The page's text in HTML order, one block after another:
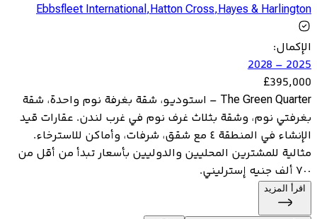
Ebbsfleet International,Hatton Cross,Hayes & Harlington
الإكمال:
2025 – 2028
£395,000
The Green Quarter – استوديو، شقة بغرفة نوم واحدة، شقة
بغرفتي نوم، وشقة بثلاث غرف نوم في غرب لندن. عقارات قيد
الإنشاء في المنطقة ٤ مع شقق، شرفات، وأماكن للاسترخاء.
مثالية للمشترين المحليين والدوليين بأسعار تبدأ من أقل من
٧٠٠ ألف جنيه إسترليني.
اقرأ المزيد